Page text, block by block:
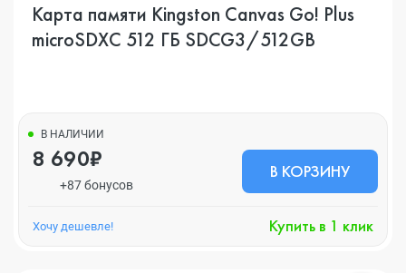
Карта памяти Kingston Canvas Go! Plus
microSDXC 512 ГБ SDCG3/512GB
В НАЛИЧИИ
8 690₽
+87 бонусов
В КОРЗИНУ
Хочу дешевле! Купить в 1 клик